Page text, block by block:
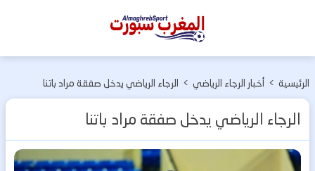
المغرب
الرئيسية > أخبار الرجاء الرياضي > الرجاء الرياضي يدخل صفقة مراد باتنا
الرجاء الرياضي يدخل صفقة مراد باتنا